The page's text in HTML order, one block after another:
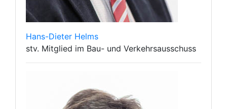
Hans-Dieter Helms
stv. Mitglied im Bau- und Verkehrsausschuss